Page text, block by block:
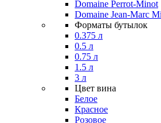
Domaine Perrot-Minot
Domaine Jean-Marc
Форматы бутылок
0.375 л
0.5 л
0.75 л
1.5 л
3 л
Цвет вина
Белое
Красное
Розовое